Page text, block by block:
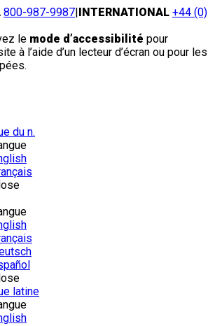
800-987-9987|INTERNATIONAL +44 (0)
le mode d’accessibilité pour
à l’aide d’un lecteur d’écran ou pour les
du n.
latine